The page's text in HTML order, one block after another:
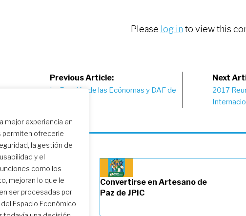
mejor experiencia en
permiten ofrecerle
la gestión de
y el
como los
mejoran lo que le
ser procesadas por
Espacio Económico
Please log in to view this
Post
Previous Article:
La Reunión de las Ecónomas y DAF de
Next
2017
Convertirse en Artesano de
Paz de JPIC